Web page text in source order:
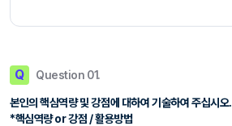
Q Question 01.
본인의 핵심역량 및 강점에 대하여 기술하여 주십시오.
*핵심역량 or 강점 / 활용방법